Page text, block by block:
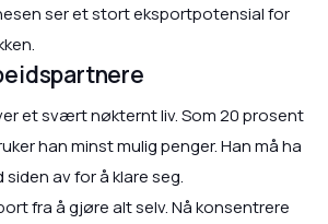
ser et stort eksportpotensial for
et svært nøkternt liv. Som 20 prosent
han minst mulig penger. Han må ha
av for å klare seg.
fra å gjøre alt selv. Nå konsentrere